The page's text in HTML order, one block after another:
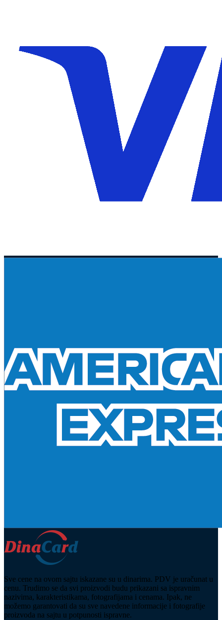
Sve cene na ovom sajtu iskazane su u dinarima. PDV je uračunat u
cenu. Trudimo se da svi proizvodi budu prikazani sa ispravnim
nazivima, karakteristikama, fotografijama i cenama. Ipak, ne
možemo garantovati da su sve navedene informacije i fotografije
proizvoda na sajtu u potpunosti ispravne.